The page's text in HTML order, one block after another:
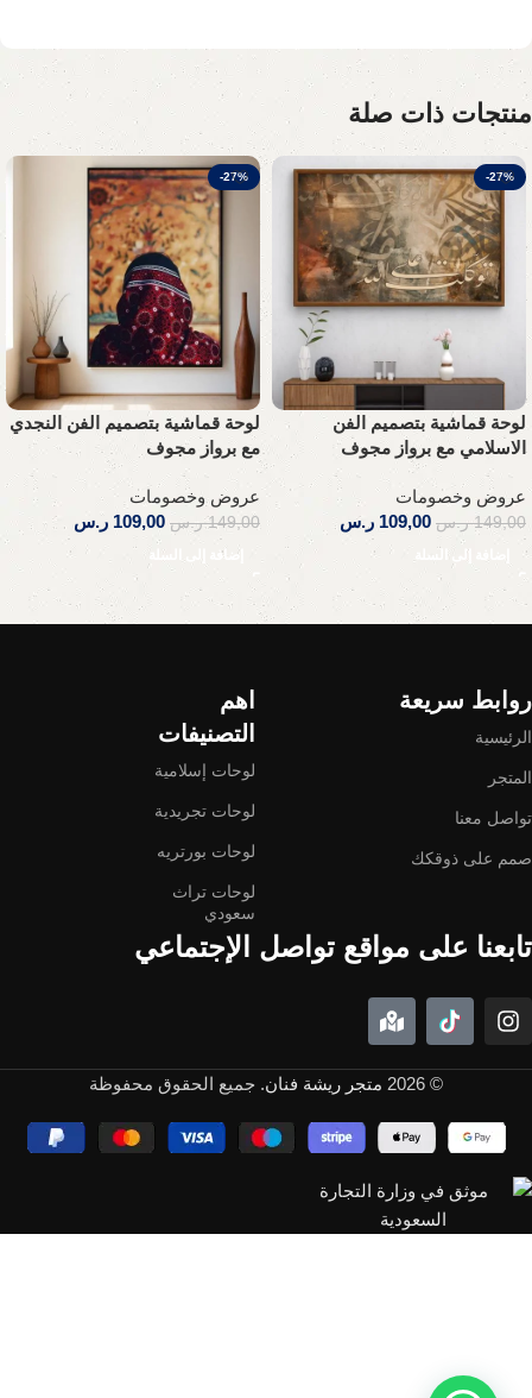
منتجات ذات صلة
-27%
لوحة قماشية بتصميم الفن
الاسلامي مع برواز مجوف
عروض وخصومات
149,00 ر.س 109,00 ر.س
إضافة إلى السلة
-27%
لوحة قماشية بتصميم الفن النجدي
مع برواز مجوف
عروض وخصومات
149,00 ر.س 109,00 ر.س
إضافة إلى السلة
Read More
روابط سريعة
الرئيسية
المتجر
تواصل معنا
صمم على ذوقكك
اهم
التصنيفات
لوحات إسلامية
لوحات تجريدية
لوحات بورتريه
لوحات تراث
سعودي
تابعنا على مواقع تواصل الإجتماعي
© 2026 متجر ريشة فنان. جميع الحقوق محفوظة